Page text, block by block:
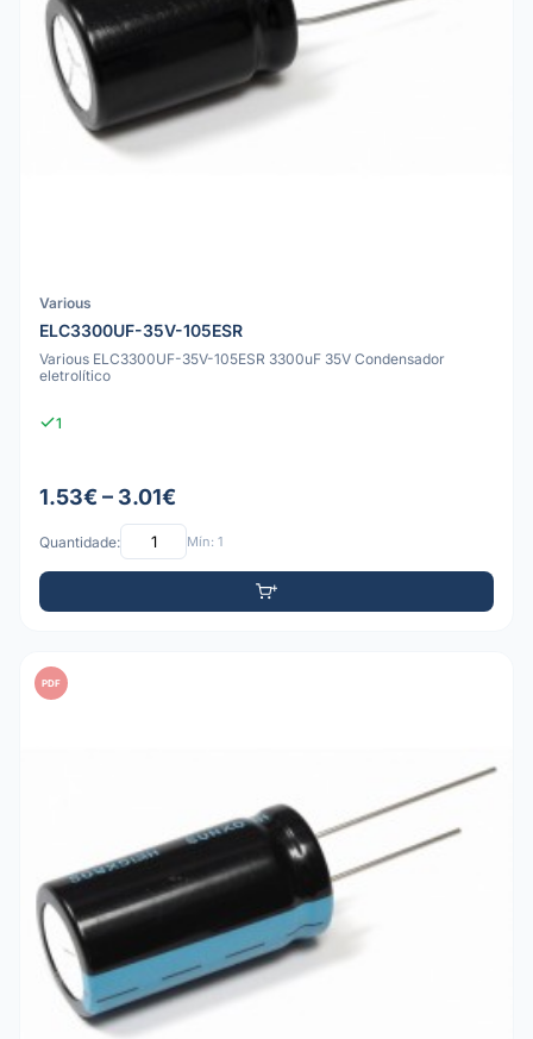
Various
ELC3300UF-35V-105ESR
Various ELC3300UF-35V-105ESR 3300uF 35V Condensador
eletrolítico
1
1.53€ – 3.01€
Quantidade: Mín: 1
PDF